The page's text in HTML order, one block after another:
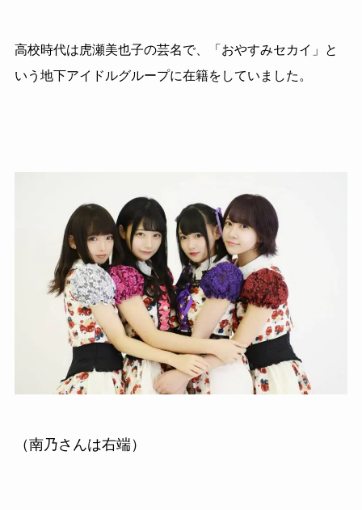
高校時代は虎瀬美也子の芸名で、「おやすみセカイ」と
いう地下アイドルグループに在籍をしていました。
（南乃さんは右端）